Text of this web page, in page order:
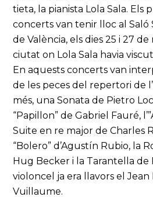
tieta, la pianista Lola Sala. Els
concerts van tenir lloc al Saló
de València, els dies 25 i 27 de
ciutat on Lola Sala havia
En aquests concerts van
de les peces del repertori de
més, una Sonata de Pietro
“Papillon” de Gabriel Fauré,
Suite en re major de Charles
“Bolero” d’Agustín Rubio, la
Hug Becker i la Tarantella de
violoncel ja era llavors el Jean
Vuillaume.